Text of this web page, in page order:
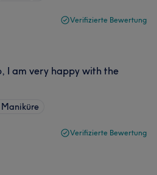
Verifizierte Bewertung
I am very happy with the
Verifizierte Bewertung